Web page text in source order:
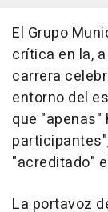
El Grupo
crítica en la,
carrera
entorno del
que "apenas"
"acreditado"
La portavoz